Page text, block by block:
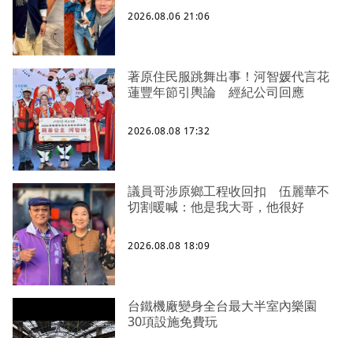
2026.08.06 21:06
著原住民服跳舞出事！河智媛代言花
蓮豐年節引輿論 經紀公司回應
2026.08.08 17:32
議員哥涉原鄉工程收回扣 伍麗華不
切割暖喊：他是我大哥，他很好
2026.08.08 18:09
台鐵機廠變身全台最大半室內樂園
30項設施免費玩